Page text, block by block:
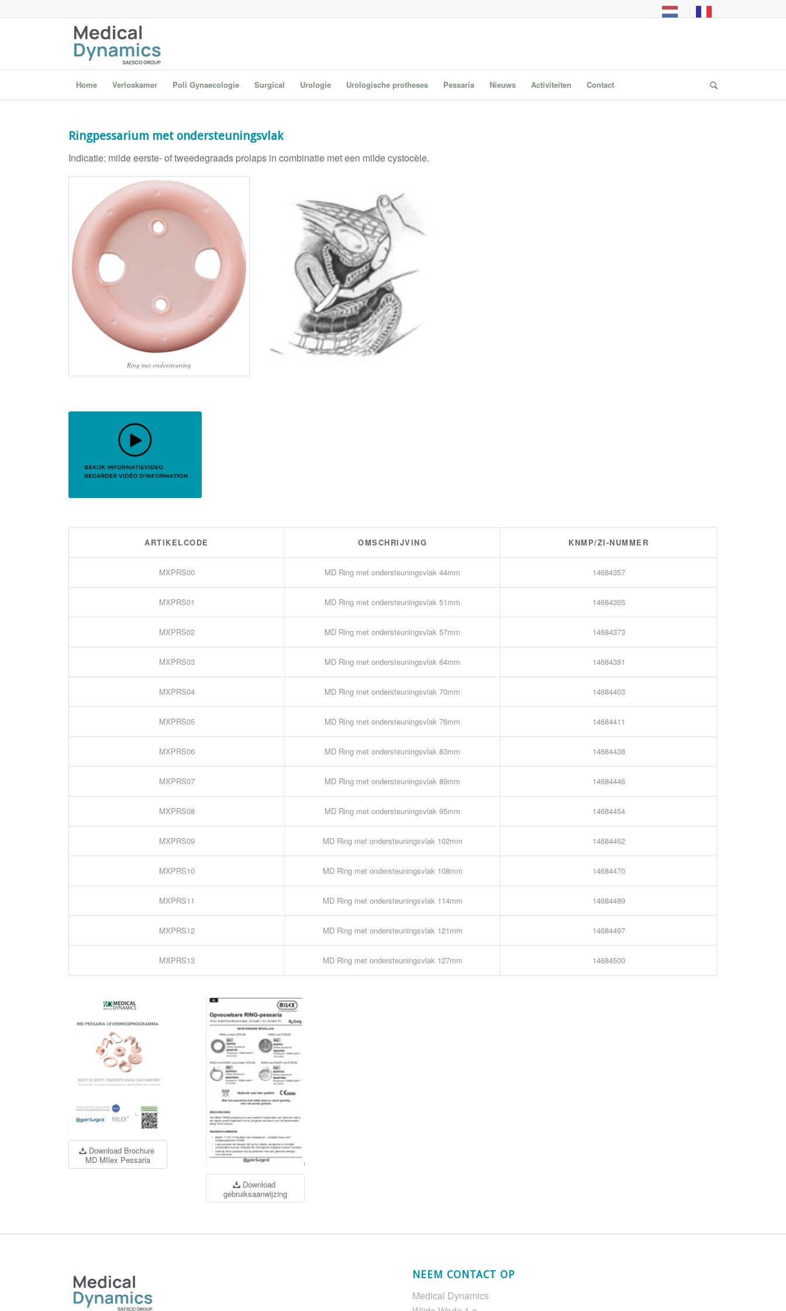
Home Verloskamer Poli Gynaecologie Surgical Urologie Urologische protheses Pessaria Nieuws Activiteiten Contact
Ringpessarium met ondersteuningsvlak
Indicatie: milde eerste- of tweedegraads prolaps in combinatie met een milde cystocèle.
Ring met ondersteuning
ARTIKELCODE OMSCHRIJVING KNMP/ZI-NUMMER
MXPRS00 MD Ring met ondersteuningsvlak 44mm 14684357
MXPRS01 MD Ring met ondersteuningsvlak 51mm 14684365
MXPRS02 MD Ring met ondersteuningsvlak 57mm 14684373
MXPRS03 MD Ring met ondersteuningsvlak 64mm 14684381
MXPRS04 MD Ring met ondersteuningsvlak 70mm 14684403
MXPRS05 MD Ring met ondersteuningsvlak 76mm 14684411
MXPRS06 MD Ring met ondersteuningsvlak 83mm 14684438
MXPRS07 MD Ring met ondersteuningsvlak 89mm 14684446
MXPRS08 MD Ring met ondersteuningsvlak 95mm 14684454
MXPRS09 MD Ring met ondersteuningsvlak 102mm 14684462
MXPRS10 MD Ring met ondersteuningsvlak 108mm 14684470
MXPRS11 MD Ring met ondersteuningsvlak 114mm 14684489
MXPRS12 MD Ring met ondersteuningsvlak 121mm 14684497
MXPRS13 MD Ring met ondersteuningsvlak 127mm 14684500
Download Brochure
MD MIlex Pessaria
Download
gebruiksaanwijzing
NEEM CONTACT OP
Medical Dynamics